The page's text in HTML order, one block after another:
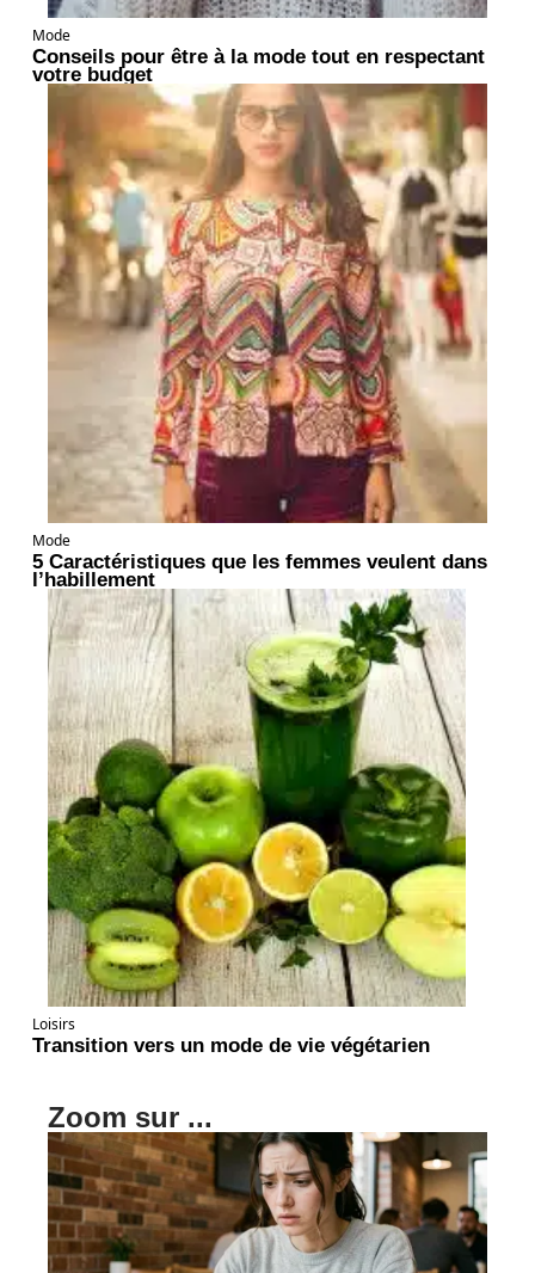
Mode
Conseils pour être à la mode tout en respectant
votre budget
Mode
5 Caractéristiques que les femmes veulent dans
l’habillement
Loisirs
Transition vers un mode de vie végétarien
Zoom sur ...